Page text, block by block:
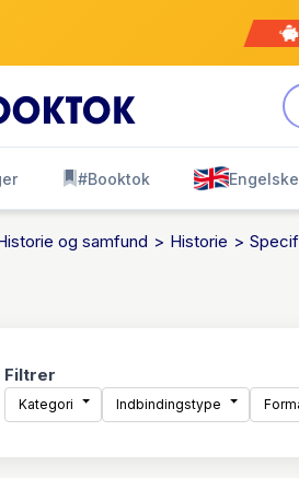
#Booktok
og samfund Historie
Filtrer
Kategori Indbindingstype